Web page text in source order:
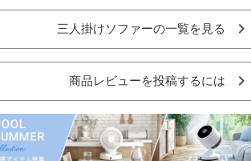
三人掛けソファーの一覧を見る
商品レビューを投稿するには